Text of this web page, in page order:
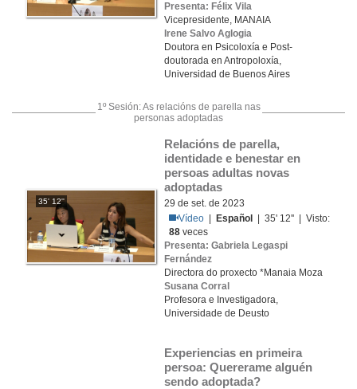
Presenta: Félix Vila
Vicepresidente, MANAIA
Irene Salvo Aglogia
Doutora en Psicoloxía e Post-
doutorada en Antropoloxía,
Universidad de Buenos Aires
1º Sesión: As relacións de parella nas
personas adoptadas
35' 12''
Relacións de parella,
identidade e benestar en
persoas adultas novas
adoptadas
29 de set. de 2023
Vídeo
Español
| 35' 12'' | Visto:
88 veces
Presenta: Gabriela Legaspi
Fernández
Directora do proxecto *Manaia Moza
Susana Corral
Profesora e Investigadora,
Universidade de Deusto
Experiencias en primeira
persoa: Quererame alguén
sendo adoptada?